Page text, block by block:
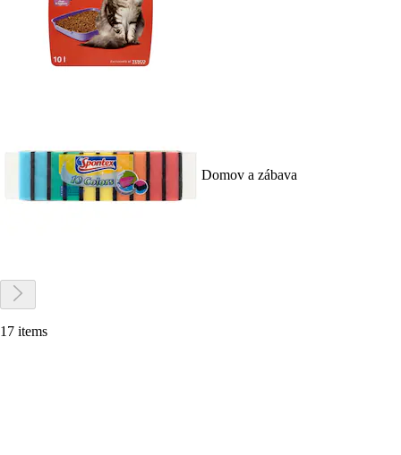
Domov a zábava
17 items